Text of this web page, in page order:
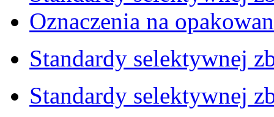
Oznaczenia na
Standardy selektywnej
Standardy selektywnej